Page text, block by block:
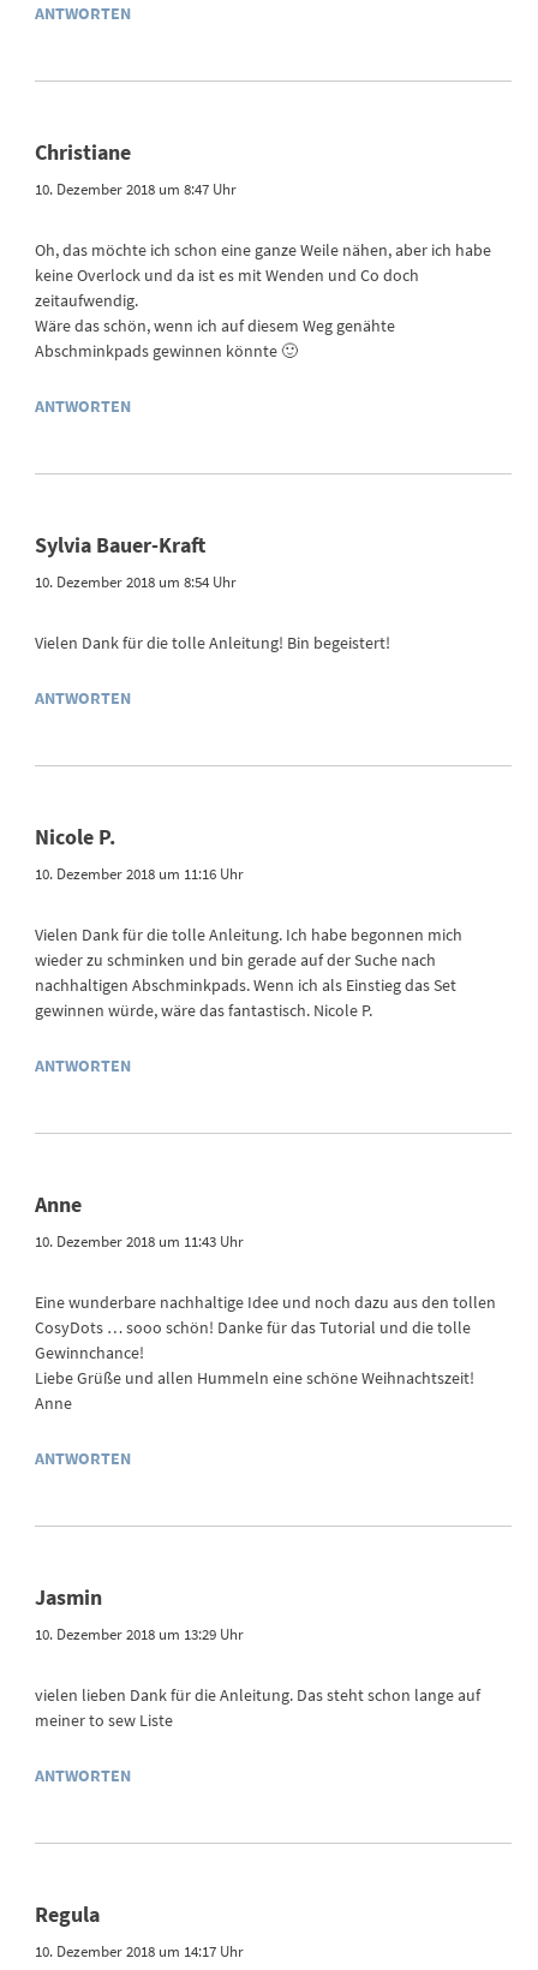
ANTWORTEN
Christiane
10. Dezember 2018 um 8:47 Uhr
Oh, das möchte ich schon eine ganze Weile nähen, aber ich habe
keine Overlock und da ist es mit Wenden und Co doch
zeitaufwendig.
Wäre das schön, wenn ich auf diesem Weg genähte
Abschminkpads gewinnen könnte 🙂
ANTWORTEN
Sylvia Bauer-Kraft
10. Dezember 2018 um 8:54 Uhr
Vielen Dank für die tolle Anleitung! Bin begeistert!
ANTWORTEN
Nicole P.
10. Dezember 2018 um 11:16 Uhr
Vielen Dank für die tolle Anleitung. Ich habe begonnen mich
wieder zu schminken und bin gerade auf der Suche nach
nachhaltigen Abschminkpads. Wenn ich als Einstieg das Set
gewinnen würde, wäre das fantastisch. Nicole P.
ANTWORTEN
Anne
10. Dezember 2018 um 11:43 Uhr
Eine wunderbare nachhaltige Idee und noch dazu aus den tollen
CosyDots … sooo schön! Danke für das Tutorial und die tolle
Gewinnchance!
Liebe Grüße und allen Hummeln eine schöne Weihnachtszeit!
Anne
ANTWORTEN
Jasmin
10. Dezember 2018 um 13:29 Uhr
vielen lieben Dank für die Anleitung. Das steht schon lange auf
meiner to sew Liste
ANTWORTEN
Regula
10. Dezember 2018 um 14:17 Uhr